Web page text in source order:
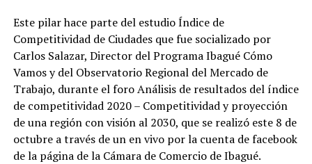
Este pilar hace parte del estudio Índice de
Competitividad de Ciudades que fue socializado por
Carlos Salazar, Director del Programa Ibagué Cómo
Vamos y del Observatorio Regional del Mercado de
Trabajo, durante el foro Análisis de resultados del índice
de competitividad 2020 – Competitividad y proyección
de una región con visión al 2030, que se realizó este 8 de
octubre a través de un en vivo por la cuenta de facebook
de la página de la Cámara de Comercio de Ibagué.